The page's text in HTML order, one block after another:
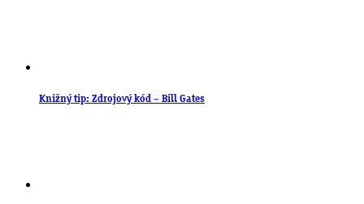
Knižný tip: Zdrojový kód – Bill Gates